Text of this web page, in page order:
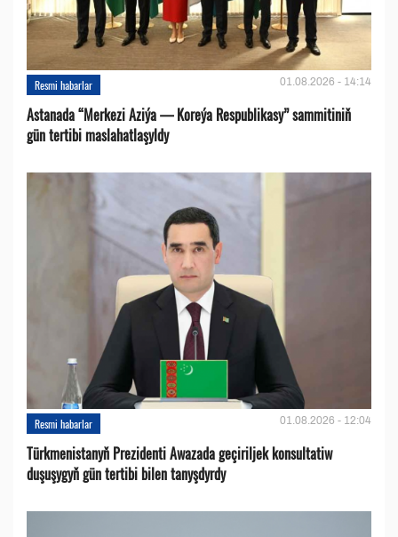
Resmi habarlar 01.08.2026 - 14:14
Astanada “Merkezi Aziýa — Koreýa Respublikasy” sammitiniň
gün tertibi maslahatlaşyldy
Resmi habarlar 01.08.2026 - 12:04
Türkmenistanyň Prezidenti Awazada geçiriljek konsultatiw
duşuşygyň gün tertibi bilen tanyşdyrdy